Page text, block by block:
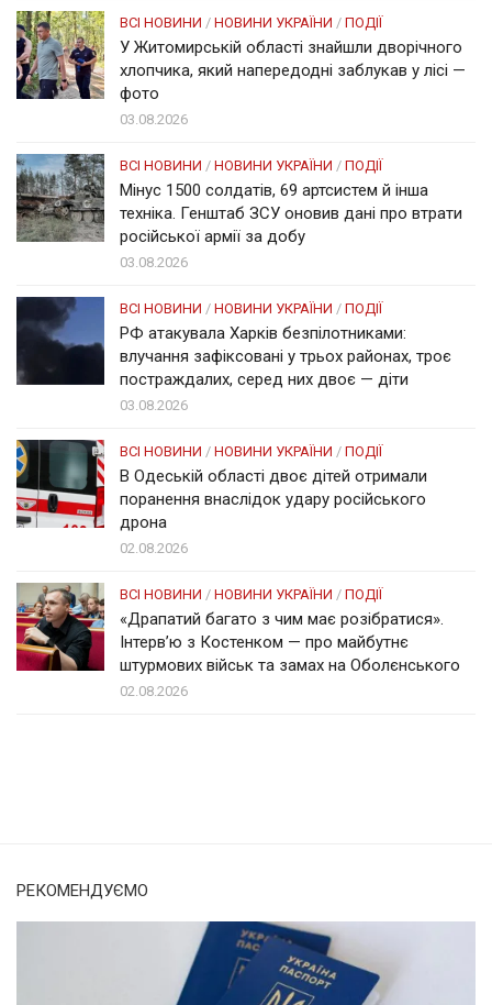
ВСІ НОВИНИ / НОВИНИ УКРАЇНИ / ПОДІЇ
У Житомирській області знайшли дворічного
хлопчика, який напередодні заблукав у лісі —
фото
03.08.2026
ВСІ НОВИНИ / НОВИНИ УКРАЇНИ / ПОДІЇ
Мінус 1500 солдатів, 69 артсистем й інша
техніка. Генштаб ЗСУ оновив дані про втрати
російської армії за добу
03.08.2026
ВСІ НОВИНИ / НОВИНИ УКРАЇНИ / ПОДІЇ
РФ атакувала Харків безпілотниками:
влучання зафіксовані у трьох районах, троє
постраждалих, серед них двоє — діти
03.08.2026
ВСІ НОВИНИ / НОВИНИ УКРАЇНИ / ПОДІЇ
В Одеській області двоє дітей отримали
поранення внаслідок удару російського
дрона
02.08.2026
ВСІ НОВИНИ / НОВИНИ УКРАЇНИ / ПОДІЇ
«Драпатий багато з чим має розібратися».
Інтерв’ю з Костенком — про майбутнє
штурмових військ та замах на Оболєнського
02.08.2026
РЕКОМЕНДУЄМО